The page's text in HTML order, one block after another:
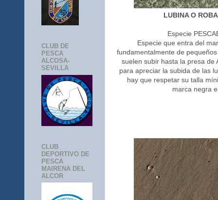
LUBINA O
Especie
Especie que entra del
fundamentalmente de
suelen subir hasta la presa de
para apreciar la subida de las
hay que respetar su talla
marca negra
CLUB DE
PESCA
ALCOSA-
SEVILLA
CLUB
DEPORTIVO DE
PESCA
MAIRENA DEL
ALCOR